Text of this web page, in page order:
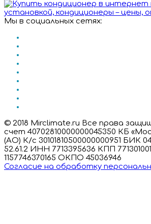
Мы в социальных сетях:
© 2018 Mirclimate.ru Все права
счет 40702810000000045350 КБ
(АО) К/с 30101810500000000951 БИК
52.61.2 ИНН 7713395636 КПП
1157746370165 ОКПО 45036946
Согласие на обработку